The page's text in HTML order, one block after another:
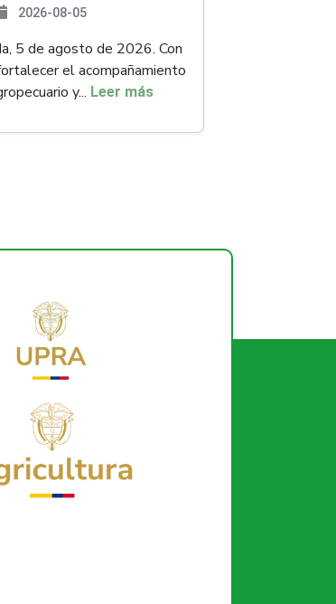
2026-08-05
5 de agosto de 2026. Con
el acompañamiento
y... Leer más